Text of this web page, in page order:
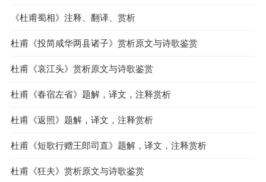
《杜甫蜀相》注释、翻译、赏析
杜甫《投简咸华两县诸子》赏析原文与诗歌鉴赏
杜甫《哀江头》赏析原文与诗歌鉴赏
杜甫《春宿左省》题解，译文，注释赏析
杜甫《返照》题解，译文，注释赏析
杜甫《短歌行赠王郎司直》题解，译文，注释赏析
杜甫《狂夫》赏析原文与诗歌鉴赏